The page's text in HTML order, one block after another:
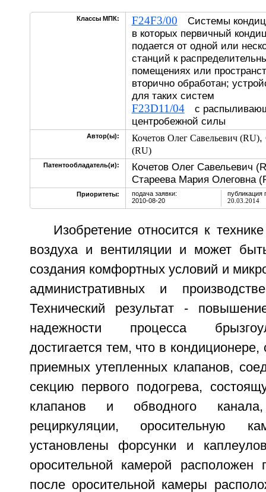
Классы МПК: F24F3/00 Системы
в которых первичный
подается от одной или
станций к
помещениях или
вторично обработан;
для таких систем
F23D11/04с
центробежной силы
Автор(ы): Кочетов Олег Савельевич (RU),
(RU)
Патентообладатель(и):
Кочетов Олег Савельевич
Стареева Мария Олеговна
Приоритеты:
подача заявки:
2010-08-20
публикация
20.03.2014
Изобретение относится к
воздуха и вентиляции и может
создания комфортных условий и
административных и
Технический результат -
надежности процесса
достигается тем, что в
приемных утепленных клапанов,
секцию первого подогрева,
клапанов и обводного
рециркуляции, оросительную
установлены форсунки и
оросительной камерой
после оросительной камеры